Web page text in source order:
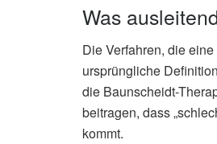
Was
Die Verfahren, die
ursprüngliche
die Baunscheidt-
beitragen, dass
kommt.